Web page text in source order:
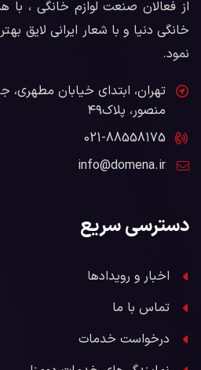
از فعالان صنعت لوازم خانگی ، با
خانگی دنیا و با شعار ایرانی لایق
نمود.
تهران، ابتدای خیابان
منصور، پلاک۴۹
021-88558175
info@domena.ir
دسترسی سریع
اخبار و رویدادها
تماس با ما
درخواست خدمات